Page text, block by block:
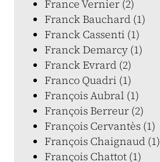
France Vernier (2)
Franck Bauchard (1)
Franck Cassenti (1)
Franck Demarcy (1)
Franck Evrard (2)
Franco Quadri (1)
François Aubral (1)
François Berreur (2)
François Cervantès (1)
François Chaignaud (1)
François Chattot (1)